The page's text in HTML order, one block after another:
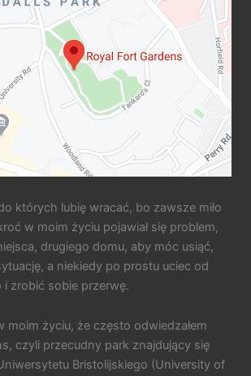
których lubię wracać, bo zawsze miło
w moim życiu pojawiał się problem,
drugiego domu, aby móc usiąć,
a niekiedy po prostu uciec od
zrobić sobie przerwę.
moim życiu, że często odwiedzałem
czyli przecudny park znajdujący się
Bristolijskiego (University of